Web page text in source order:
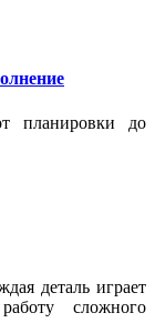
планировки до
деталь играет
сложного